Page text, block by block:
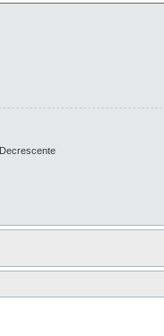
Decrescente